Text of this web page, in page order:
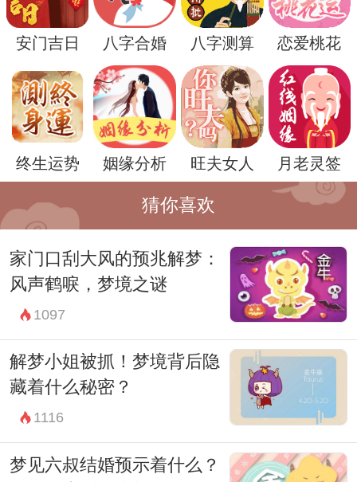
此外，梦到喝到美酒也可能是一种对现实生
活中不满的一种表达。梦境往往是内心情感
的一种投影，梦见美酒可能是对于当前生活
不尽如人意的一种回应。这种梦境可能是对
个人欲望和追求的一种释放，也可能是对现
实挫折和压力的一种逃避。
总的来说，梦到喝到美酒往往代表着一种积
极的预兆，预示着幸福和满足感。然而，人
们在解梦时也需要考虑到个人情况和梦境的
具体细节，理性看待梦境，不要盲目解读。
毕竟，梦境只是一种表象，真正的幸福还需
安门吉日 八字合婚 八字测算 恋爱桃花
终生运势 姻缘分析 旺夫女人 月老灵签
猜你喜欢
家门口刮大风的预兆解梦：
风声鹤唳，梦境之谜
1097
解梦小姐被抓！梦境背后隐
藏着什么秘密？
1116
梦见六叔结婚预示着什么？